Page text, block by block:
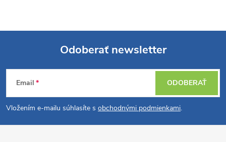
Z
á
p
Odoberať newsletter
Email
Vložením e-mailu súhlasíte s obchodnými podmienkami.
ODOBERAŤ